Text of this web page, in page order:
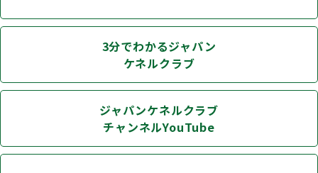
3分でわかるジャパン
ケネルクラブ
ジャパンケネルクラブ
チャンネルYouTube